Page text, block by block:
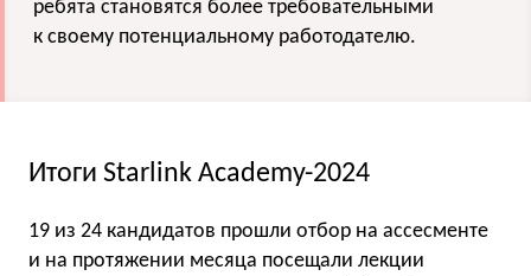
ребята становятся более требовательными
к своему потенциальному работодателю.
Итоги Starlink Academy-2024
19 из 24 кандидатов прошли отбор на ассесменте
и на протяжении месяца посещали лекции